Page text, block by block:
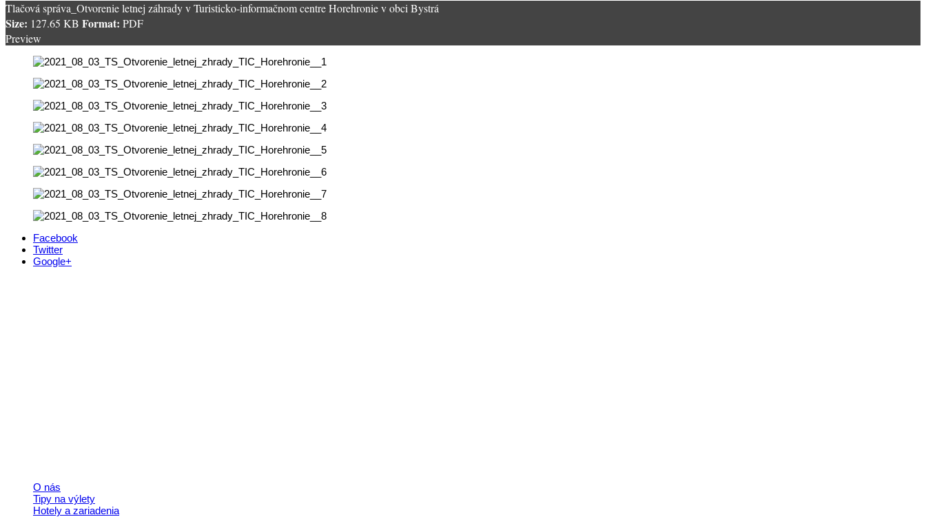
Tlačová správa_Otvorenie letnej záhrady v Turisticko-informačnom centre Horehronie v obci Bystrá
Size: 127.65 KB Format: PDF
Preview
Facebook
Twitter
Google+
O nás
Tipy na výlety
Hotely a zariadenia